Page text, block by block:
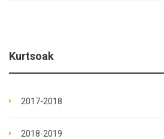
Kurtsoak
2017-2018
2018-2019